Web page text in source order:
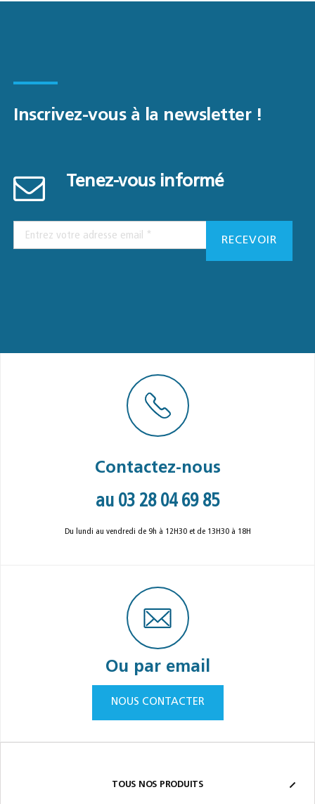
Inscrivez-vous à la newsletter !
Tenez-vous informé
Contactez-nous
au 03 28 04 69 85
Du lundi au vendredi de 9h à 12H30 et de 13H30 à 18H
Ou par email
NOUS CONTACTER
TOUS NOS PRODUITS